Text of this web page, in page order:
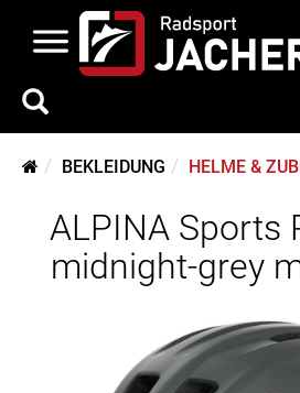
BEKLEIDUNG HELME &
ALPINA Sports
midnight-grey